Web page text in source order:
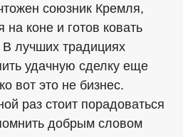
союзник Кремля,
на коне и готов ковать
В лучших традициях
удачную сделку еще
вот это не бизнес.
раз стоит порадоваться
добрым словом